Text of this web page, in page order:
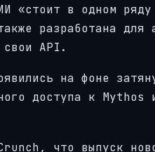
«стоит в одном
разработана для
свои API.
на фоне
доступа к
что выпуск